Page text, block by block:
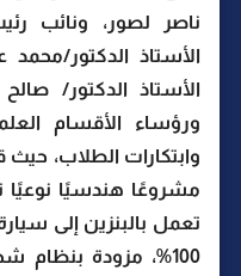
ناصر لصور، ونائب
الأستاذ الدكتور/
الأستاذ الدكتور/
ورؤساء الأقسام
وابتكارات الطلاب،
مشروعًا هندسيًا نوعيًا
تعمل بالبنزين إلى
100%، مزودة